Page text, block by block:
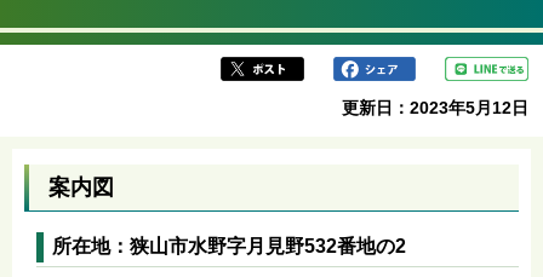
か
更新日：2023年5月12日
案内図
所在地：狭山市水野字月見野532番地の2